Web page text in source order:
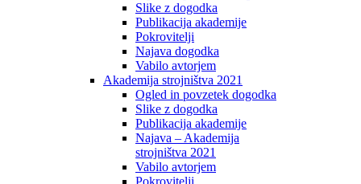
Slike z dogodka
Publikacija akademije
Pokrovitelji
Najava dogodka
Vabilo avtorjem
Akademija strojništva 2021
Ogled in povzetek dogodka
Slike z dogodka
Publikacija akademije
Najava – Akademija
strojništva 2021
Vabilo avtorjem